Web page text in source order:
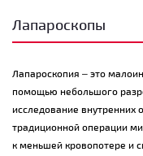
Лапароскопы
Лапароскопия – это
помощью небольшого
исследование внутренних
традиционной операции
к меньшей кровопотере и